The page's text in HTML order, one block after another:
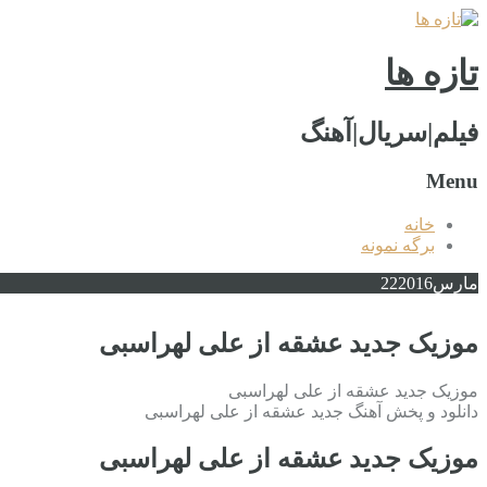
تازه ها
فیلم|سریال|آهنگ
Menu
خانه
برگه نمونه
مارس 222016
موزیک جدید عشقه از علی لهراسبی
موزیک جدید عشقه از علی لهراسبی
دانلود و پخش آهنگ جدید عشقه از علی لهراسبی
موزیک جدید عشقه از علی لهراسبی